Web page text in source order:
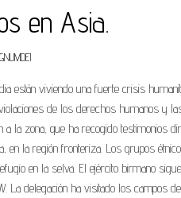
en Asia.
están viviendo una fuerte crisis
de los derechos humanos y
a la zona, que ha recogido testimonios
en la región fronteriza. Los grupos
en la selva. El ejército birmano
La delegación ha visitado los campos